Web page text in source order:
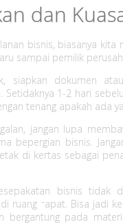
dan
bisnis, biasanya
sampai pemilik
siapkan dokumen
Setidaknya 1-2 hari
tenang apakah ada
jangan lupa
bepergian bisnis.
di kertas sebagai
bisnis tidak
ruang rapat. Bisa jadi
bergantung pada